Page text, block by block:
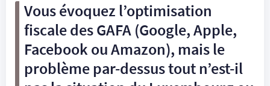
Vous évoquez l’optimisation
fiscale des GAFA (Google, Apple,
Facebook ou Amazon), mais le
problème par-dessus tout n’est-il